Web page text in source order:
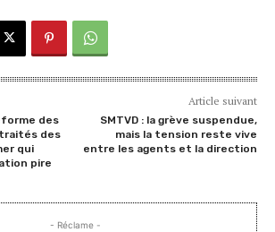
des
des
qui
pire
Article suivant
SMTVD : la grève suspendue,
mais la tension reste vive
entre les agents et la direction
- Réclame -